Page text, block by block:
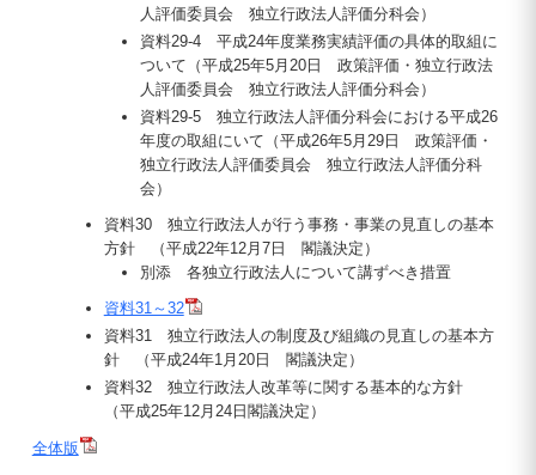
人評価委員会 独立行政法人評価分科会）
資料29-4 平成24年度業務実績評価の具体的取組に
ついて（平成25年5月20日 政策評価・独立行政法
人評価委員会 独立行政法人評価分科会）
資料29-5 独立行政法人評価分科会における平成26
年度の取組にいて（平成26年5月29日 政策評価・
独立行政法人評価委員会 独立行政法人評価分科
会）
資料30 独立行政法人が行う事務・事業の見直しの基本
方針 （平成22年12月7日 閣議決定）
別添 各独立行政法人について講ずべき措置
資料31～32
資料31 独立行政法人の制度及び組織の見直しの基本方
針 （平成24年1月20日 閣議決定）
資料32 独立行政法人改革等に関する基本的な方針
（平成25年12月24日閣議決定）
全体版